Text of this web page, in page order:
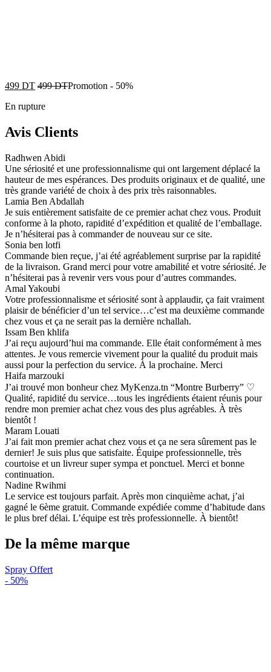
499 DT 499DTPromotion - 50%
En rupture
Avis Clients
Radhwen Abidi
Une sériosité et une professionnalisme qui ont largement déplacé la
hauteur de mes espérances. Des produits originaux et de qualité, une
très grande variété de choix à des prix très raisonnables.
Lamia Ben Abdallah
Je suis entièrement satisfaite de ce premier achat chez vous. Produit
conforme à la photo, rapidité d’expédition et qualité de l’emballage.
Je n’hésiterai pas à commander de nouveau sur ce site.
Sonia ben lotfi
Commande bien reçue, j’ai été agréablement surprise par la rapidité
de la livraison. Grand merci pour votre amabilité et votre sériosité. Je
n’hésiterai pas à revenir vers vous pour d’autres commandes.
Amal Yakoubi
Votre professionnalisme et sériosité sont à applaudir, ça fait vraiment
plaisir de bénéficier d’un tel service…c’est ma deuxième commande
chez vous et ça ne serait pas la dernière nchallah.
Issam Ben khlifa
J’ai reçu aujourd’hui ma commande. Elle était conformément à mes
attentes. Je vous remercie vivement pour la qualité du produit mais
aussi pour la perfection du service. À la prochaine. Merci
Haifa marzouki
J’ai trouvé mon bonheur chez MyKenza.tn “Montre Burberry” ♡
Qualité, rapidité du service…tous les ingrédients étaient réunis pour
rendre mon premier achat chez vous des plus agréables. À très
bientôt !
Maram Louati
J’ai fait mon premier achat chez vous et ça ne sera sûrement pas le
dernier! Je suis plus que satisfaite. Équipe professionnelle, très
courtoise et un livreur super sympa et ponctuel. Merci et bonne
continuation.
Nadine Rwihmi
Le service est toujours parfait. Après mon cinquième achat, j’ai
gagné le 6ème gratuit. Commande expédiée comme d’habitude dans
le plus bref délai. L’équipe est très professionnelle. À bientôt!
De la même marque
Spray Offert
- 50%